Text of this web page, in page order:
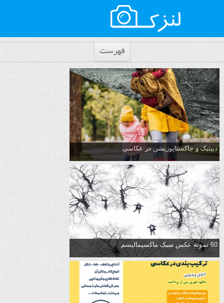
فهرست
دیپتیک و جاکستا‌پوزیشن در عکاسی
60 نمونه عکس سبک ماکسیمالیسم